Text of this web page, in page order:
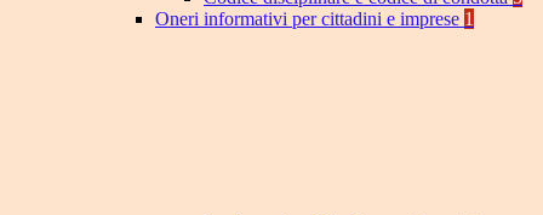
Oneri informativi per cittadini e imprese 1